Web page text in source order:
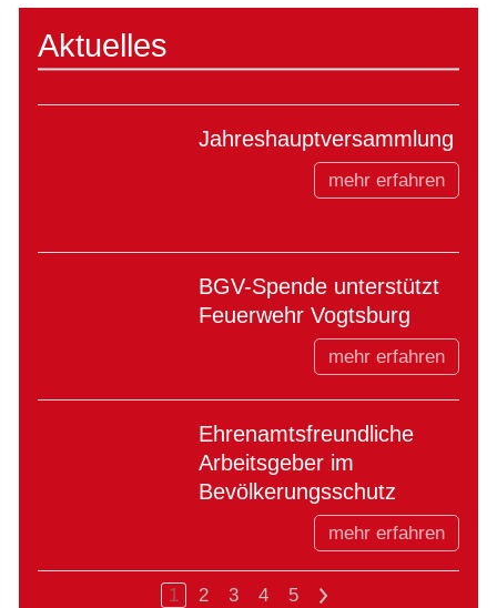
Aktuelles
Jahreshauptversammlung
mehr erfahren
BGV-Spende unterstützt
Feuerwehr Vogtsburg
mehr erfahren
Ehrenamtsfreundliche
Arbeitsgeber im
Bevölkerungsschutz
mehr erfahren
1 2 3 4 5 >